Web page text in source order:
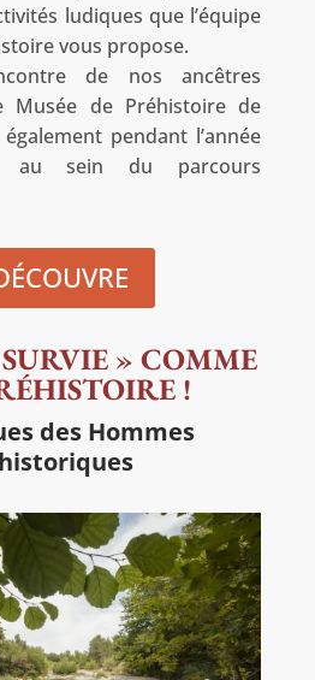
ludiques que l’équipe
vous propose.
de nos ancêtres
Musée de Préhistoire de
pendant l’année
au sein du parcours
» COMME
!
des Hommes